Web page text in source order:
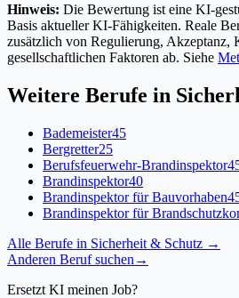
Hinweis: Die Bewertung ist eine KI-
Basis aktueller KI-Fähigkeiten. Reale
zusätzlich von Regulierung, Akzeptanz,
gesellschaftlichen Faktoren ab. Siehe
Weitere Berufe in
Bademeister45
Bergretter25
Berufsfeuerwehr-Brandinspektor
Brandinspektor40
Brandinspektor für Bauvorhaben
Brandinspektor für
Alle Berufe in Sicherheit & Schutz →
Anderen Beruf suchen →
Ersetzt KI meinen Job?